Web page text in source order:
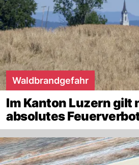
Waldbrandgefahr
Im Kanton Luzern gilt
absolutes